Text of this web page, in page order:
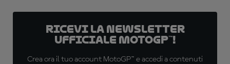
Ricevi la newsletter
ufficiale MotoGP™!
Crea ora il tuo account MotoGP™ e accedi a contenuti